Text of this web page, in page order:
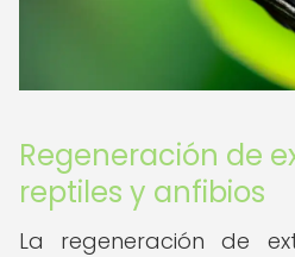
Regeneración de
reptiles y anfibios
La regeneración de